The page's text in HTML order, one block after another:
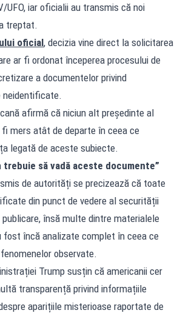
UFO, iar oficialii au transmis că noi
treptat.
oficial, decizia vine direct la solicitarea
ar fi ordonat începerea procesului de
a documentelor privind
neidentificate.
afirmă că niciun alt președinte al
mers atât de departe în ceea ce
legată de aceste subiecte.
trebuie să vadă aceste documente”
de autorități se precizează că toate
din punct de vedere al securității
însă multe dintre materialele
fost încă analizate complet în ceea ce
observate.
Trump susțin că americanii cer
transparență privind informațiile
aparițiile misterioase raportate de